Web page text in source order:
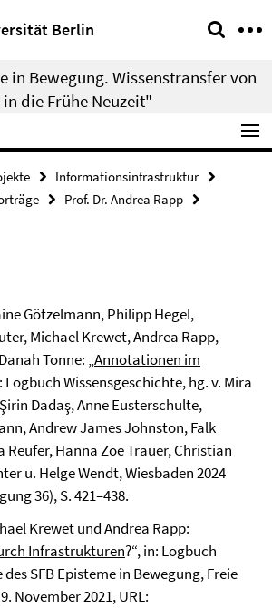
Berlin
in Bewegung. Wissenstransfer von
die Frühe Neuzeit"
Informationsinfrastruktur
Prof. Dr. Andrea Rapp
Götzelmann, Philipp Hegel,
Michael Krewet, Andrea Rapp,
Tonne: „Annotationen im
Logbuch Wissensgeschichte, hg. v. Mira
Dadaş, Anne Eusterschulte,
Andrew James Johnston, Falk
Reufer, Hanna Zoe Trauer, Christian
u. Helge Wendt, Wiesbaden 2024
36), S. 421–438.
Krewet und Andrea Rapp:
Infrastrukturen?“, in: Logbuch
SFB Episteme in Bewegung, Freie
November 2021, URL: